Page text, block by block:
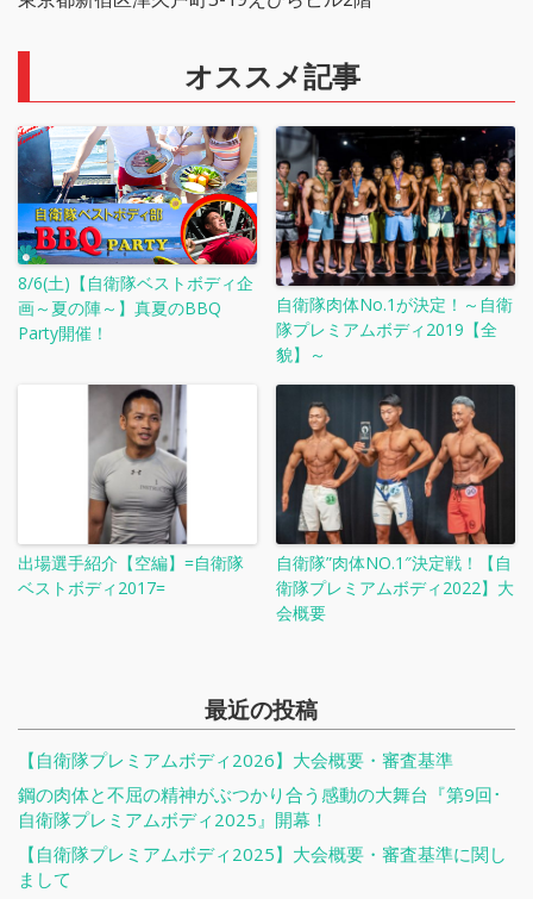
オススメ記事
8/6(土)【自衛隊ベストボディ企
画～夏の陣～】真夏のBBQ
Party開催！
自衛隊肉体No.1が決定！～自衛
隊プレミアムボディ2019【全
貌】～
出場選手紹介【空編】=自衛隊
ベストボディ2017=
自衛隊”肉体NO.1″決定戦！【自
衛隊プレミアムボディ2022】大
会概要
最近の投稿
【自衛隊プレミアムボディ2026】大会概要・審査基準
鋼の肉体と不屈の精神がぶつかり合う感動の大舞台『第9回･
自衛隊プレミアムボディ2025』開幕！
【自衛隊プレミアムボディ2025】大会概要・審査基準に関し
まして